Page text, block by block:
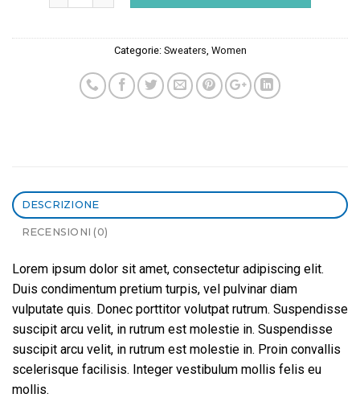
Categorie: Sweaters Women
DESCRIZIONE
RECENSIONI (0)
Lorem ipsum dolor sit amet, consectetur adipiscing elit.
Duis condimentum pretium turpis, vel pulvinar diam
vulputate quis. Donec porttitor volutpat rutrum. Suspendisse
suscipit arcu velit, in rutrum est molestie in. Suspendisse
suscipit arcu velit, in rutrum est molestie in. Proin convallis
scelerisque facilisis. Integer vestibulum mollis felis eu
mollis.